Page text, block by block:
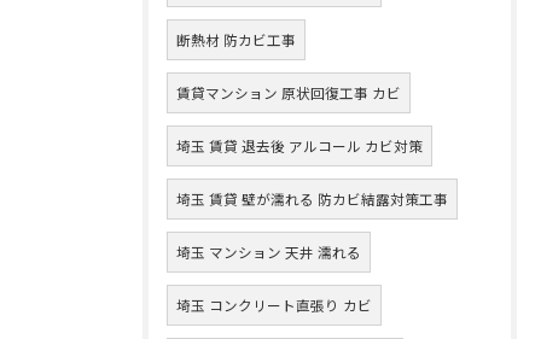
断熱材 防カビ工事
賃貸マンション 原状回復工事 カビ
埼玉 賃貸 退去後 アルコール カビ対策
埼玉 賃貸 壁が濡れる 防カビ結露対策工事
埼玉 マンション 天井 濡れる
埼玉 コンクリート直張り カビ